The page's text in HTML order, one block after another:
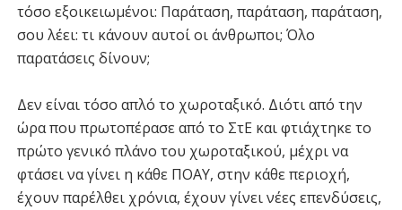
τόσο εξοικειωμένοι: Παράταση, παράταση, παράταση,
σου λέει: τι κάνουν αυτοί οι άνθρωποι; Όλο
παρατάσεις δίνουν;
Δεν είναι τόσο απλό το χωροταξικό. Διότι από την
ώρα που πρωτοπέρασε από το ΣτΕ και φτιάχτηκε το
πρώτο γενικό πλάνο του χωροταξικού, μέχρι να
φτάσει να γίνει η κάθε ΠΟΑΥ, στην κάθε περιοχή,
έχουν παρέλθει χρόνια, έχουν γίνει νέες επενδύσεις,